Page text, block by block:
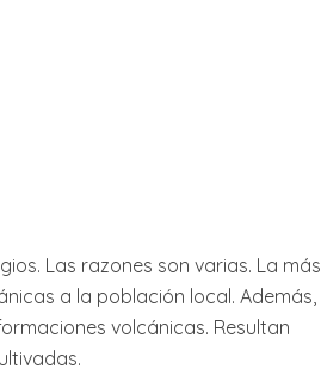
Las razones son varias. La más
a la población local. Además,
volcánicas. Resultan